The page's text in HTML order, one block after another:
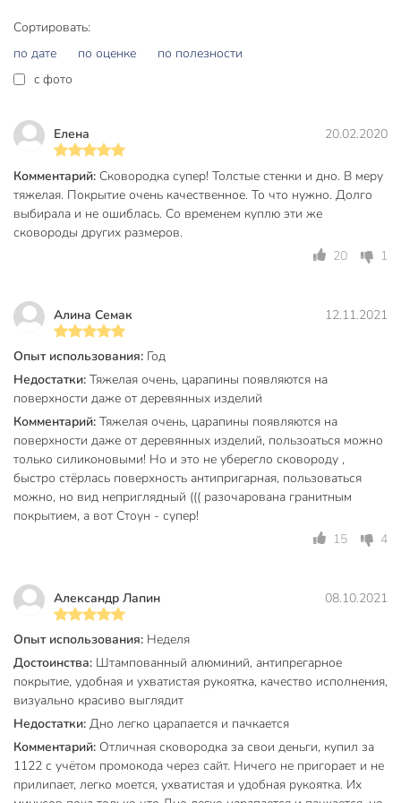
доставку и уверенность в безопасности и качестве вашей
Частые вопросы:
подойдет ли она для большой семьи?
Диаметр по верху 26 см, по дну 19 см, высота борта 65 мм.
Этого достаточно для приготовления блюд на 2–4 человек.
Можно ли использовать сковороду на индукционной
плите?
Нет, данная модель не подходит для индукции, но
стеклокерамических плитах.
Чем отличается алмазное антипригарное покрытие
Granit Ultra от стандартного?
Алмазное покрытие обеспечивает повышенную стойкость
служит до 3 лет без потери свойств.
Техническая информация
Вес, кг
1.25 кг
Толщина стенок, мм
Диаметр дна, см
Высота борта, мм
65 мм
Бренд
Страна производства
Россия
Коллекция
Kukmara Granit
Ultra (Blue)
Сортировать:
по дате
по оценке
по полезности
c фото
Елена 20.02.2020
Комментарий: Сковородка супер! Толстые стенки и дно. В меру
тяжелая. Покрытие очень качественное. То что нужно. Долго
выбирала и не ошиблась. Со временем куплю эти же
сковороды других размеров.
20
1
Алина Семак 12.11.2021
Опыт использования: Год
Недостатки: Тяжелая очень, царапины появляются на
поверхности даже от деревянных изделий
Комментарий: Тяжелая очень, царапины появляются на
поверхности даже от деревянных изделий, пользоаться можно
только силиконовыми! Но и это не уберегло сковороду ,
быстро стёрлась поверхность антипригарная, пользоваться
можно, но вид неприглядный ((( разочарована гранитным
покрытием, а вот Стоун - супер!
15
4
Александр Лапин 08.10.2021
Опыт использования: Неделя
Достоинства: Штампованный алюминий, антипрегарное
покрытие, удобная и ухватистая рукоятка, качество исполнения,
визуально красиво выглядит
Недостатки: Дно легко царапается и пачкается
Комментарий: Отличная сковородка за свои деньги, купил за
1122 с учётом промокода через сайт. Ничего не пригорает и не
прилипает, легко моется, ухватистая и удобная рукоятка. Их